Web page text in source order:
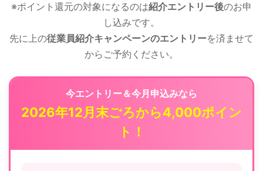
※ポイント還元の対象になるのは紹介エントリー後のお申
し込みです。
先に上の従業員紹介キャンペーンのエントリーを済ませて
からご予約ください。
今エントリー＆今月申込みなら
2026年12月末ごろから4,000ポイン
ト！